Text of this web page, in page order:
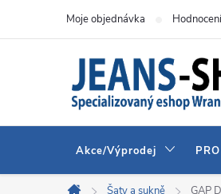
Moje objednávka
Akce/Výprodej
Šaty a sukně GAP